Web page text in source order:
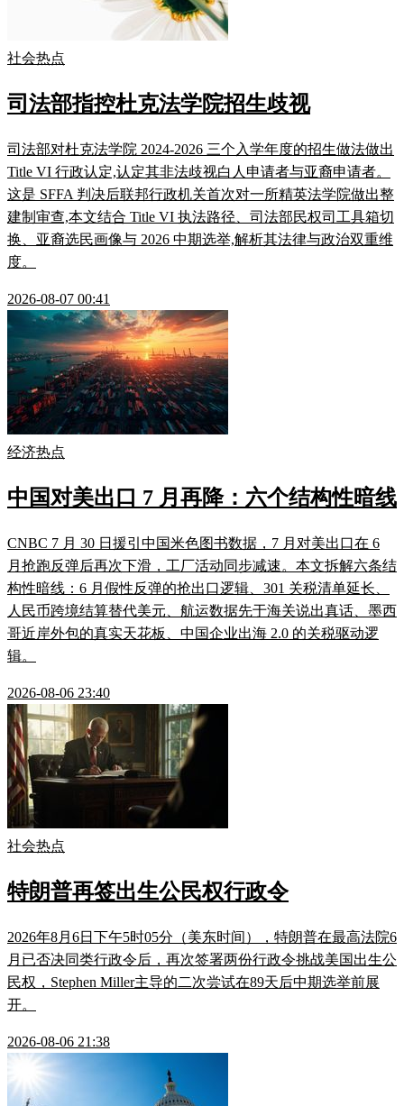
社会热点
司法部指控杜克法学院招生歧视
司法部对杜克法学院 2024-2026 三个入学年度的招生做法做出
Title VI 行政认定,认定其非法歧视白人申请者与亚裔申请者。
这是 SFFA 判决后联邦行政机关首次对一所精英法学院做出整
建制审查,本文结合 Title VI 执法路径、司法部民权司工具箱切
换、亚裔选民画像与 2026 中期选举,解析其法律与政治双重维
度。
2026-08-07 00:41
经济热点
中国对美出口 7 月再降：六个结构性暗线
CNBC 7 月 30 日援引中国米色图书数据，7 月对美出口在 6
月抢跑反弹后再次下滑，工厂活动同步减速。本文拆解六条结
构性暗线：6 月假性反弹的抢出口逻辑、301 关税清单延长、
人民币跨境结算替代美元、航运数据先于海关说出真话、墨西
哥近岸外包的真实天花板、中国企业出海 2.0 的关税驱动逻
辑。
2026-08-06 23:40
社会热点
特朗普再签出生公民权行政令
2026年8月6日下午5时05分（美东时间），特朗普在最高法院6
月已否决同类行政令后，再次签署两份行政令挑战美国出生公
民权，Stephen Miller主导的二次尝试在89天后中期选举前展
开。
2026-08-06 21:38